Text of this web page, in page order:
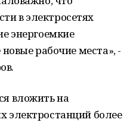
в электросетях
энергоемкие
рабочие места», -
вложить на
электростанций более